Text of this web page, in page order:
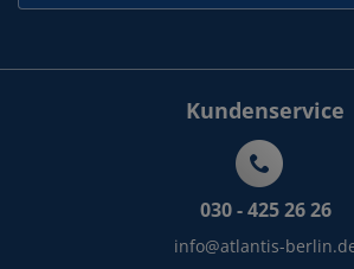
Kundenservice
030 - 425 26 26
info@atlantis-